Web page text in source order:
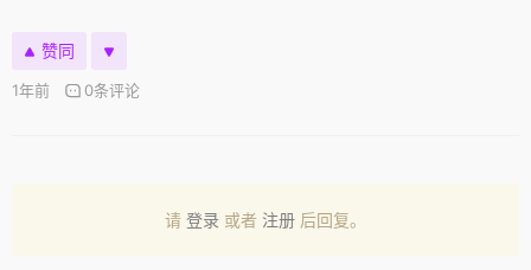
赞同
1年前 0条评论
请 登录 或者 注册 后回复。